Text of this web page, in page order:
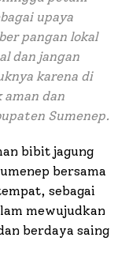
upaya
pangan lokal
dan jangan
karena di
aman dan
Sumenep.
bibit jagung
bersama
sebagai
mewujudkan
berdaya saing